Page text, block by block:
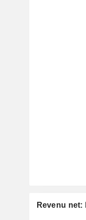
Revenu